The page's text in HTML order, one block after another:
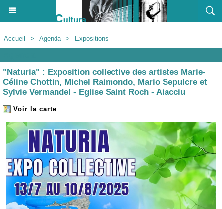
Accueil > Agenda > Expositions
"Naturia" : Exposition collective des artistes Marie-
Céline Chottin, Michel Raimondo, Mario Sepulcre et
Sylvie Vermandel - Eglise Saint Roch - Aiacciu
Voir la carte